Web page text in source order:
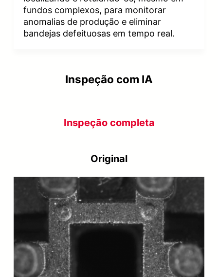
fundos complexos, para monitorar
anomalias de produção e eliminar
bandejas defeituosas em tempo real.
Inspeção com IA
Inspeção completa
Original